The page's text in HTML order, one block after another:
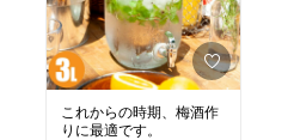
これからの時期、梅酒作
りに最適です。